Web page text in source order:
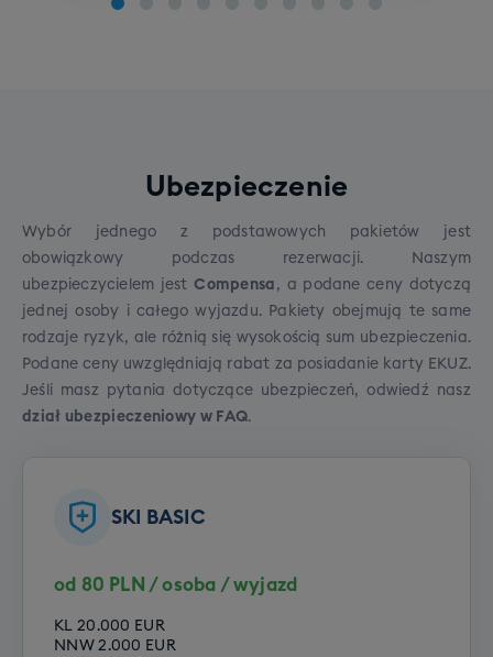
Poziom zaawansowany
Szkolenie SNB grupowe (dorośli)
Cena grupowego szkolenia snowboardowego to
790 zł.
wyjazd zadeklaruj jeden z poniższych
poziomów Twojego zaawansowania:
Opcje do wyboru:
Poziom zero
Poziom początkujący
indywidualnym szkoleniu narciarskim lub
zaawansowania. Szkolenie prowadzone przez
polskojęzycznych,licencjonowanych instruktorów
z wieloletnim doświadczeniem w jeździe. Szkolenia
odbywają się w kurorcie podstawowym.Cena:
1000zł.
WAŻNE- dzięki zapisom na szkolenia
indywidualne jesteśmy w stanie dostosować
zależy od liczby zapisów i mamy prawo odwołania
będzie w języku angielskim) w przypadku
niewystarczającej liczby chętnych.
Ubezpieczenie
Wybór jednego z podstawowych pakietów jest
obowiązkowy podczas rezerwacji. Naszym
ubezpieczycielem jestCompensa , a podane ceny dotyczą
jednej osoby i całego wyjazdu. Pakiety obejmują te same
rodzaje ryzyk, ale różnią się wysokością sum ubezpieczenia.
Podane ceny uwzględniają rabat za posiadanie karty EKUZ.
Jeśli masz pytania dotyczące ubezpieczeń, odwiedź nasz
dział ubezpieczeniowy w FAQ.
SKI BASIC
od 80 PLN / osoba / wyjazd
KL 20.000 EUR
NNW 2.000 EUR